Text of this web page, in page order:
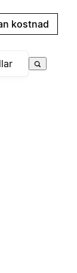
kostnad